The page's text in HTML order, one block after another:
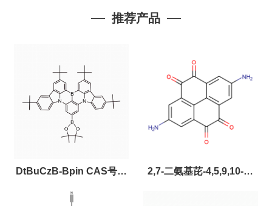
推荐产品
DtBuCzB-Bpin CAS号：
2643331-97-7
2,7-二氨基芘-4,5,9,10-四